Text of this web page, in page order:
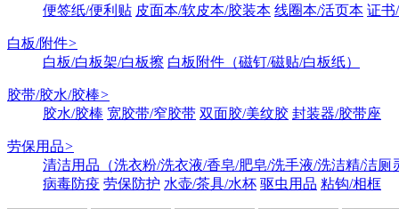
便签纸/便利贴 皮面本/软皮本/胶装本 线圈本/活页本 证书
白板/附件>
白板/白板架/白板擦 白板附件（磁钉/磁贴/白板纸）
胶带/胶水/胶棒>
胶水/胶棒 宽胶带/窄胶带 双面胶/美纹胶 封装器/胶带座
劳保用品>
清洁用品（洗衣粉/洗衣液/香皂/肥皂/洗手液/洗洁精/洁厕
病毒防疫 劳保防护 水壶/茶具/水杯 驱虫用品 粘钩/相框